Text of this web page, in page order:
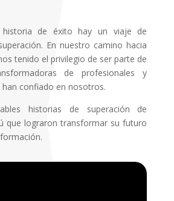
de éxito hay un viaje de
En nuestro camino hacia
tenido el privilegio de ser parte de
de profesionales y
confiado en nosotros.
historias de superación de
que lograron transformar su futuro